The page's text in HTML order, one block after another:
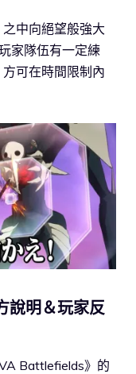
中向絕望般強大
家隊伍有一定練
可在時間限制內
說明＆玩家反
Battlefields》的